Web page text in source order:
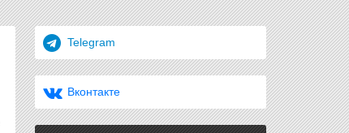
Telegram
Вконтакте